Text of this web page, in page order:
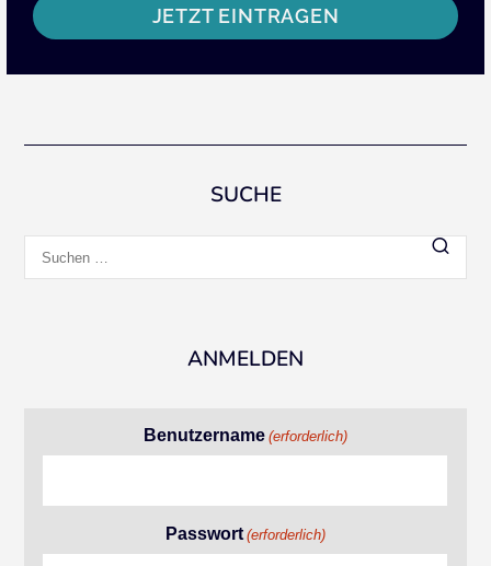
JETZT EINTRAGEN
SUCHE
nach:
ANMELDEN
Benutzername (erforderlich)
Passwort (erforderlich)